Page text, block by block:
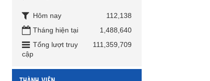
Hôm nay
112,138
Tháng hiện tại
1,488,640
Tổng lượt truy
cập
111,359,709